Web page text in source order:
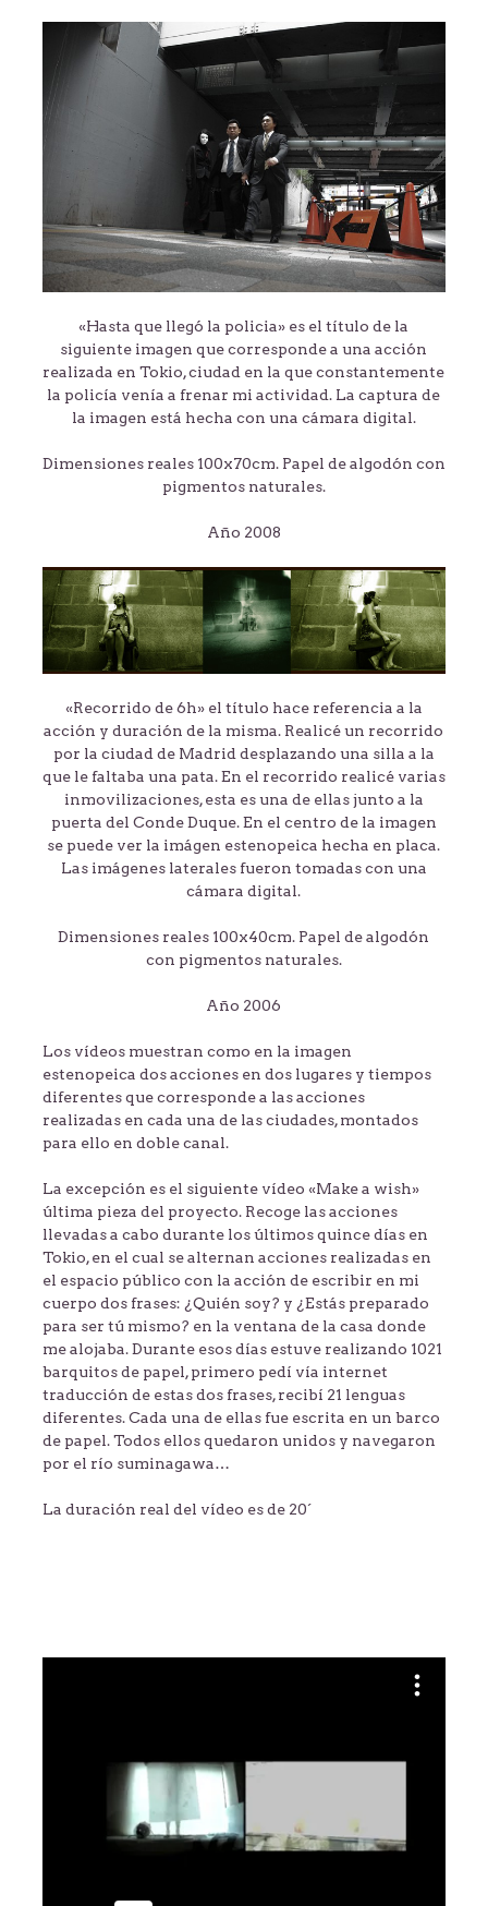
«Hasta que llegó la policia» es el título de la
siguiente imagen que corresponde a una acción
realizada en Tokio, ciudad en la que constantemente
la policía venía a frenar mi actividad. La captura de
la imagen está hecha con una cámara digital.
Dimensiones reales 100x70cm. Papel de algodón con
pigmentos naturales.
Año 2008
«Recorrido de 6h» el título hace referencia a la
acción y duración de la misma. Realicé un recorrido
por la ciudad de Madrid desplazando una silla a la
que le faltaba una pata. En el recorrido realicé varias
inmovilizaciones, esta es una de ellas junto a la
puerta del Conde Duque. En el centro de la imagen
se puede ver la imágen estenopeica hecha en placa.
Las imágenes laterales fueron tomadas con una
cámara digital.
Dimensiones reales 100x40cm. Papel de algodón
con pigmentos naturales.
Año 2006
Los vídeos muestran como en la imagen
estenopeica dos acciones en dos lugares y tiempos
diferentes que corresponde a las acciones
realizadas en cada una de las ciudades, montados
para ello en doble canal.
La excepción es el siguiente vídeo «Make a wish»
última pieza del proyecto. Recoge las acciones
llevadas a cabo durante los últimos quince días en
Tokio, en el cual se alternan acciones realizadas en
el espacio público con la acción de escribir en mi
cuerpo dos frases: ¿Quién soy? y ¿Estás preparado
para ser tú mismo? en la ventana de la casa donde
me alojaba. Durante esos días estuve realizando 1021
barquitos de papel, primero pedí vía internet
traducción de estas dos frases, recibí 21 lenguas
diferentes. Cada una de ellas fue escrita en un barco
de papel. Todos ellos quedaron unidos y navegaron
por el río suminagawa…
La duración real del vídeo es de 20´